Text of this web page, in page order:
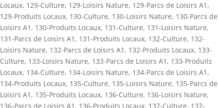
Locaux, 129-Culture, 129-Loisirs Nature, 129-Parcs de Loisirs A1 ,
129-Produits Locaux, 130-Culture, 130-Loisirs Nature, 130-Parcs de
Loisirs A1 , 130-Produits Locaux, 131-Culture, 131-Loisirs Nature,
131-Parcs de Loisirs A1 , 131-Produits Locaux, 132-Culture, 132-
Loisirs Nature, 132-Parcs de Loisirs A1 , 132-Produits Locaux, 133-
Culture, 133-Loisirs Nature, 133-Parcs de Loisirs A1 , 133-Produits
Locaux, 134-Culture, 134-Loisirs Nature, 134-Parcs de Loisirs A1 ,
134-Produits Locaux, 135-Culture, 135-Loisirs Nature, 135-Parcs de
Loisirs A1 , 135-Produits Locaux, 136-Culture, 136-Loisirs Nature,
136-Parcs de Loisirs A1 , 136-Produits Locaux, 137-Culture, 137-